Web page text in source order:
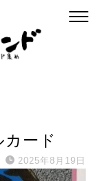
カード
2025年8月19日